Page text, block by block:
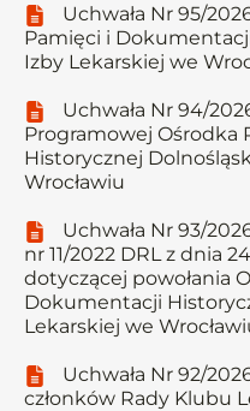
Uchwała Nr 95/
Pamięci i
Izby Lekarskiej we
Uchwała Nr 94/
Programowej Ośrodka
Historycznej
Wrocławiu
Uchwała Nr 93/
nr 11/2022 DRL z dnia
dotyczącej powołania
Dokumentacji
Lekarskiej we
Uchwała Nr 92/
członków Rady Klubu